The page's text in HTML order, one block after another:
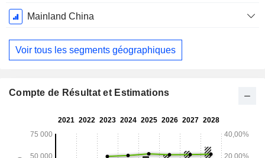
Mainland China
Voir tous les segments géographiques
Compte de Résultat et Estimations